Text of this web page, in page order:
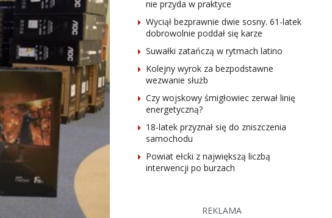
nie przyda w praktyce
Wyciął bezprawnie dwie sosny. 61-latek
dobrowolnie poddał się karze
Suwałki zatańczą w rytmach latino
Kolejny wyrok za bezpodstawne
wezwanie służb
Czy wojskowy śmigłowiec zerwał linię
energetyczną?
18-latek przyznał się do zniszczenia
samochodu
Powiat ełcki z największą liczbą
interwencji po burzach
REKLAMA